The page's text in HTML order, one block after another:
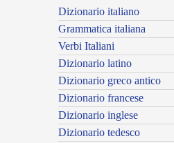
Dizionario italiano
Grammatica italiana
Verbi Italiani
Dizionario latino
Dizionario greco antico
Dizionario francese
Dizionario inglese
Dizionario tedesco